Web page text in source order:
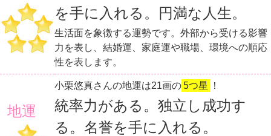
を手に入れる。円満な人生。
生活面を象徴する運勢です。外部から受ける影響
力を表し、結婚運、家庭運や職場、環境への順応
性を表します。
地運
小栗悠真さんの地運は21画の5つ星 ！
統率力がある。独立し成功す
る。名誉を手に入れる。